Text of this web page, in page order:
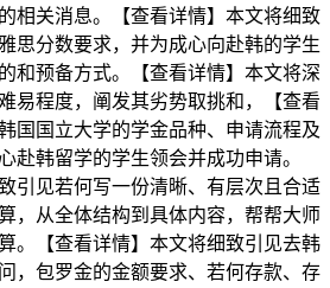
相关消息。【查看详情】本文将细致
思分数要求，并为成心向赴韩的学生
和预备方式。【查看详情】本文将深
易程度，阐发其劣势取挑和，【查看
国国立大学的学金品种、申请流程及
赴韩留学的学生领会并成功申请。
引见若何写一份清晰、有层次且合适
，从全体结构到具体内容，帮帮大师
。【查看详情】本文将细致引见去韩
，包罗金的金额要求、若何存款、存